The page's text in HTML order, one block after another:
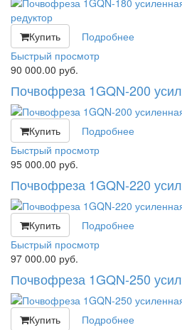
Купить
Подробнее
Быстрый просмотр
90 000.00 руб.
Почвофреза 1GQN-200
Купить
Подробнее
Быстрый просмотр
95 000.00 руб.
Почвофреза 1GQN-220
Купить
Подробнее
Быстрый просмотр
97 000.00 руб.
Почвофреза 1GQN-250
Купить
Подробнее